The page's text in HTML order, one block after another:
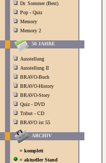
Dr. Sommer (Best)
Pop - Quiz
Memory
Memory 2
50 JAHRE
Ausstellung
Ausstellung II
BRAVO-Buch
BRAVO-History
BRAVO-Story
Quiz - DVD
Tribut - CD
BRAVO ist 55
ARCHIV
= komplett
= aktueller Stand